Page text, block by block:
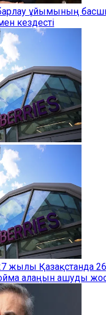
ұйымының
кездесті
жылы Қазақстанда
алаңын ашуды